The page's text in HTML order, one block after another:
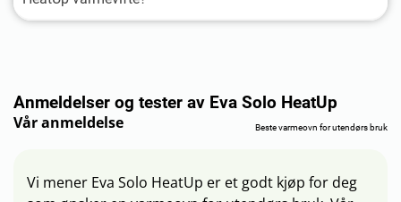
Anmeldelser og tester av Eva Solo HeatUp
Vår anmeldelse Beste varmeovn for utendørs bruk
Vi mener Eva Solo HeatUp er et godt kjøp for deg